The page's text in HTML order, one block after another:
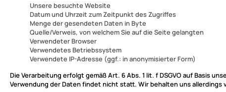
Unsere besuchte Website
Datum und Uhrzeit zum Zeitpunkt des Zugriffes
Menge der gesendeten Daten in Byte
Quelle/Verweis, von welchem Sie auf die Seite gelangten
Verwendeter Browser
Verwendetes Betriebssystem
Verwendete IP-Adresse (ggf.: in anonymisierter Form)
Die Verarbeitung erfolgt gemäß Art. 6 Abs. 1 lit. f DSGVO auf Basis
Verwendung der Daten findet nicht statt. Wir behalten uns